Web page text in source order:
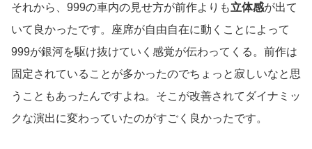
それから、999の車内の見せ方が前作よりも立体感が出て
いて良かったです。座席が自由自在に動くことによって
999が銀河を駆け抜けていく感覚が伝わってくる。前作は
固定されていることが多かったのでちょっと寂しいなと思
うこともあったんですよね。そこが改善されてダイナミッ
クな演出に変わっていたのがすごく良かったです。